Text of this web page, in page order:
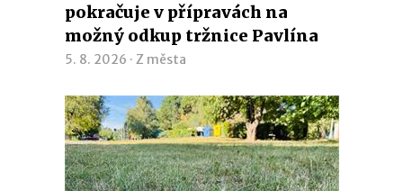
pokračuje v přípravách na
možný odkup tržnice Pavlína
5. 8. 2026 · Z města